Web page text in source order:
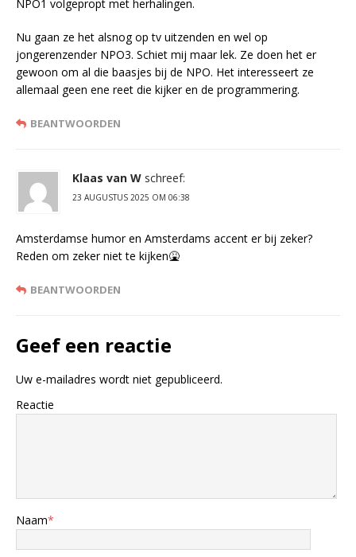
NPO1 volgepropt met herhalingen.
Nu gaan ze het alsnog op tv uitzenden en wel op
jongerenzender NPO3. Schiet mij maar lek. Ze doen het er
gewoon om al die baasjes bij de NPO. Het interesseert ze
allemaal geen ene reet die kijker en de programmering.
BEANTWOORDEN
Klaas van W schreef:
23 AUGUSTUS 2025 OM 06:38
Amsterdamse humor en Amsterdams accent er bij zeker?
Reden om zeker niet te kijken🤮
BEANTWOORDEN
Geef een reactie
Uw e-mailadres wordt niet gepubliceerd.
Reactie
Naam*